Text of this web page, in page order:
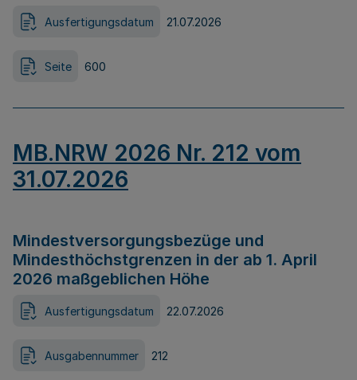
Ausfertigungsdatum 21.07.2026
Seite 600
MB.NRW 2026 Nr. 212 vom
31.07.2026
Mindestversorgungsbezüge und
Mindesthöchstgrenzen in der ab 1. April
2026 maßgeblichen Höhe
Ausfertigungsdatum 22.07.2026
Ausgabennummer 212